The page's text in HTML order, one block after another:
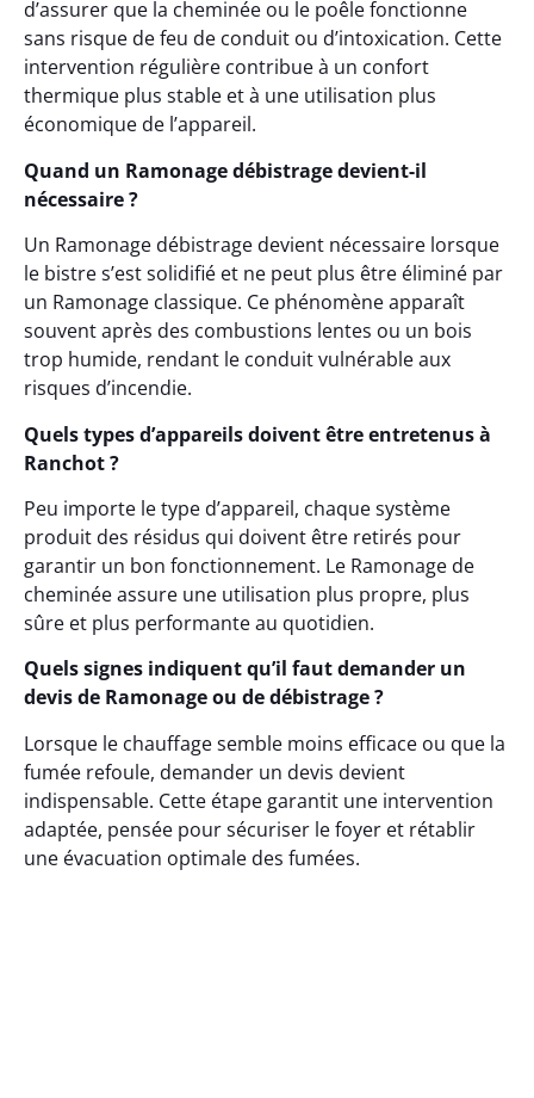
d’assurer que la cheminée ou le poêle fonctionne
sans risque de feu de conduit ou d’intoxication. Cette
intervention régulière contribue à un confort
thermique plus stable et à une utilisation plus
économique de l’appareil.
Quand un Ramonage débistrage devient-il
nécessaire ?
Un Ramonage débistrage devient nécessaire lorsque
le bistre s’est solidifié et ne peut plus être éliminé par
un Ramonage classique. Ce phénomène apparaît
souvent après des combustions lentes ou un bois
trop humide, rendant le conduit vulnérable aux
risques d’incendie.
Quels types d’appareils doivent être entretenus à
Ranchot ?
Peu importe le type d’appareil, chaque système
produit des résidus qui doivent être retirés pour
garantir un bon fonctionnement. Le Ramonage de
cheminée assure une utilisation plus propre, plus
sûre et plus performante au quotidien.
Quels signes indiquent qu’il faut demander un
devis de Ramonage ou de débistrage ?
Lorsque le chauffage semble moins efficace ou que la
fumée refoule, demander un devis devient
indispensable. Cette étape garantit une intervention
adaptée, pensée pour sécuriser le foyer et rétablir
une évacuation optimale des fumées.